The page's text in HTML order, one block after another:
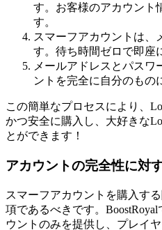
す。お客様のアカウント
す。
スマーフアカウントは、
す。待ち時間ゼロで即座
メールアドレスとパスワ
ントを完全に自分のもの
この簡単なプロセスにより、
かつ安全に購入し、大好きな
とができます！
アカウントの完全性に対
スマーフアカウントを購入す
項であるべきです。
ウントのみを提供し、プレイ